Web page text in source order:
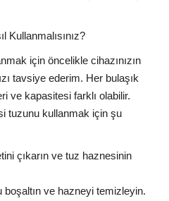
Kullanmalısınız?
için öncelikle cihazınızın
tavsiye ederim. Her bulaşık
ve kapasitesi farklı olabilir.
tuzunu kullanmak için şu
çıkarın ve tuz haznesinin
ve hazneyi temizleyin.